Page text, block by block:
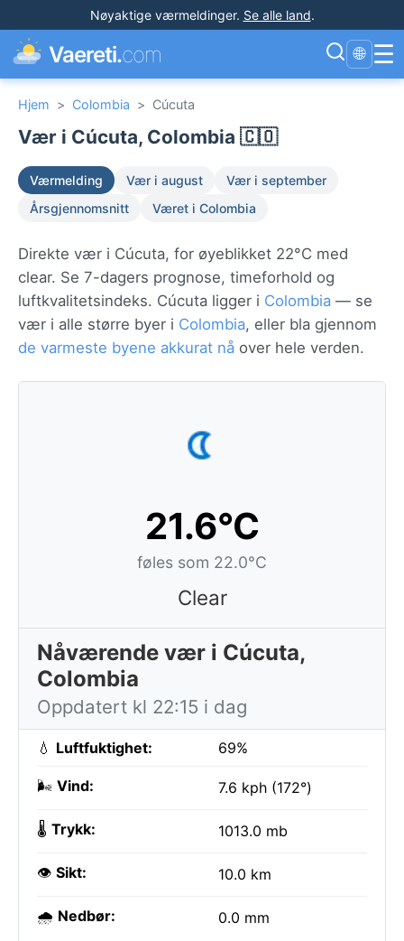
Nøyaktige værmeldinger. Se alle land.
Vaereti.com 🌐 ☰
Hjem > Colombia > Cúcuta
Vær i Cúcuta, Colombia 🇨🇴
Værmelding Vær i august
Vær i september
Årsgjennomsnitt
Været i Colombia
Direkte vær i Cúcuta, for øyeblikket 22°C med
clear. Se 7-dagers prognose, timeforhold og
luftkvalitetsindeks. Cúcuta ligger i Colombia — se
vær i alle større byer i Colombia, eller bla gjennom
de varmeste byene akkurat nå over hele verden.
21.6°C
føles som 22.0°C
Clear
Nåværende vær i Cúcuta,
Colombia
Oppdatert kl 22:15 i dag
💧 Luftfuktighet: 69%
🌬️ Vind: 7.6 kph (172°)
🌡️ Trykk: 1013.0 mb
👁️ Sikt: 10.0 km
🌧️ Nedbør: 0.0 mm